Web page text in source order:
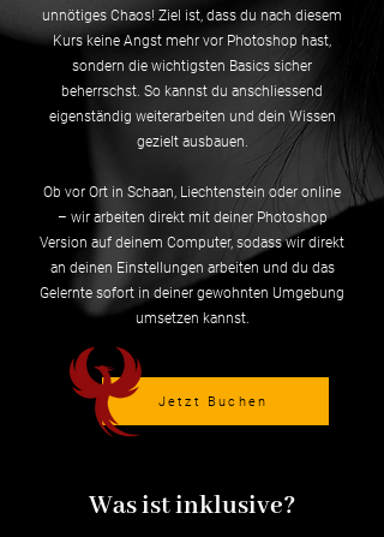
unnötiges Chaos! Ziel ist, dass du nach diesem
Kurs keine Angst mehr vor Photoshop hast,
sondern die wichtigsten Basics sicher
beherrschst. So kannst du anschliessend
eigenständig weiterarbeiten und dein Wissen
gezielt ausbauen.
Ob vor Ort in Schaan, Liechtenstein oder online
– wir arbeiten direkt mit deiner Photoshop
Version auf deinem Computer, sodass wir direkt
an deinen Einstellungen arbeiten und du das
Gelernte sofort in deiner gewohnten Umgebung
umsetzen kannst.
Jetzt Buchen
Was ist inklusive?